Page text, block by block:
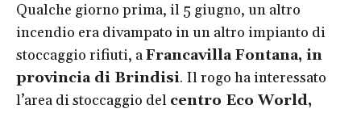
Qualche giorno prima, il 5 giugno, un altro
incendio era divampato in un altro impianto di
stoccaggio rifiuti, aFrancavilla Fontana, in
provincia di Brindisi. Il rogo ha interessato
l’area di stoccaggio del centro Eco World,